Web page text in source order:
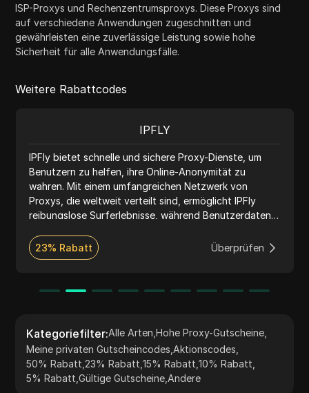
ISP-Proxys und Rechenzentrumsproxys. Diese Proxys sind
auf verschiedene Anwendungen zugeschnitten und
gewährleisten eine zuverlässige Leistung sowie hohe
Sicherheit für alle Anwendungsfälle.
Weitere Rabattcodes
IPFLY
IPFly bietet schnelle und sichere Proxy-Dienste, um
Benutzern zu helfen, ihre Online-Anonymität zu
wahren. Mit einem umfangreichen Netzwerk von
Proxys, die weltweit verteilt sind, ermöglicht IPFly
reibungslose Surferlebnisse, während Benutzerdaten
ermöglicht wird.
23% Rabatt Überprüfen
Kategoriefilter:Alle Arten ,Hohe Proxy-Gutscheine
Meine privaten Gutscheincodes Aktionscodes
50% Rabatt 23% Rabatt ,15% Rabatt ,10% Rabatt
5% Rabatt ,Gültige Gutscheine Andere